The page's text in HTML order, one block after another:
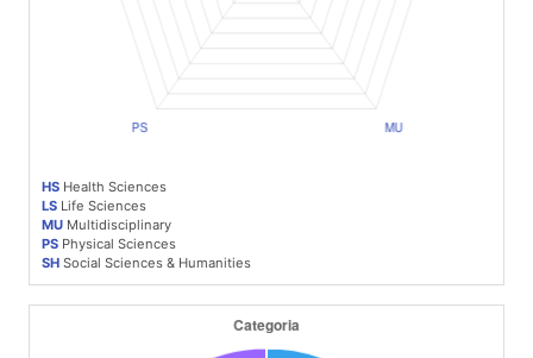
HS Health Sciences
LS Life Sciences
MU Multidisciplinary
PS Physical Sciences
SH Social Sciences & Humanities